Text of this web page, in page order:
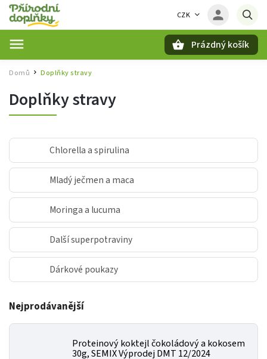
CZK
Prázdný košík
Domů / Doplňky stravy
Doplňky stravy
Chlorella a spirulina
Mladý ječmen a maca
Moringa a lucuma
Další superpotraviny
Dárkové poukazy
Nejprodávanější
Proteinový koktejl čokoládový a kokosem
30g, SEMIX Výprodej DMT 12/2024